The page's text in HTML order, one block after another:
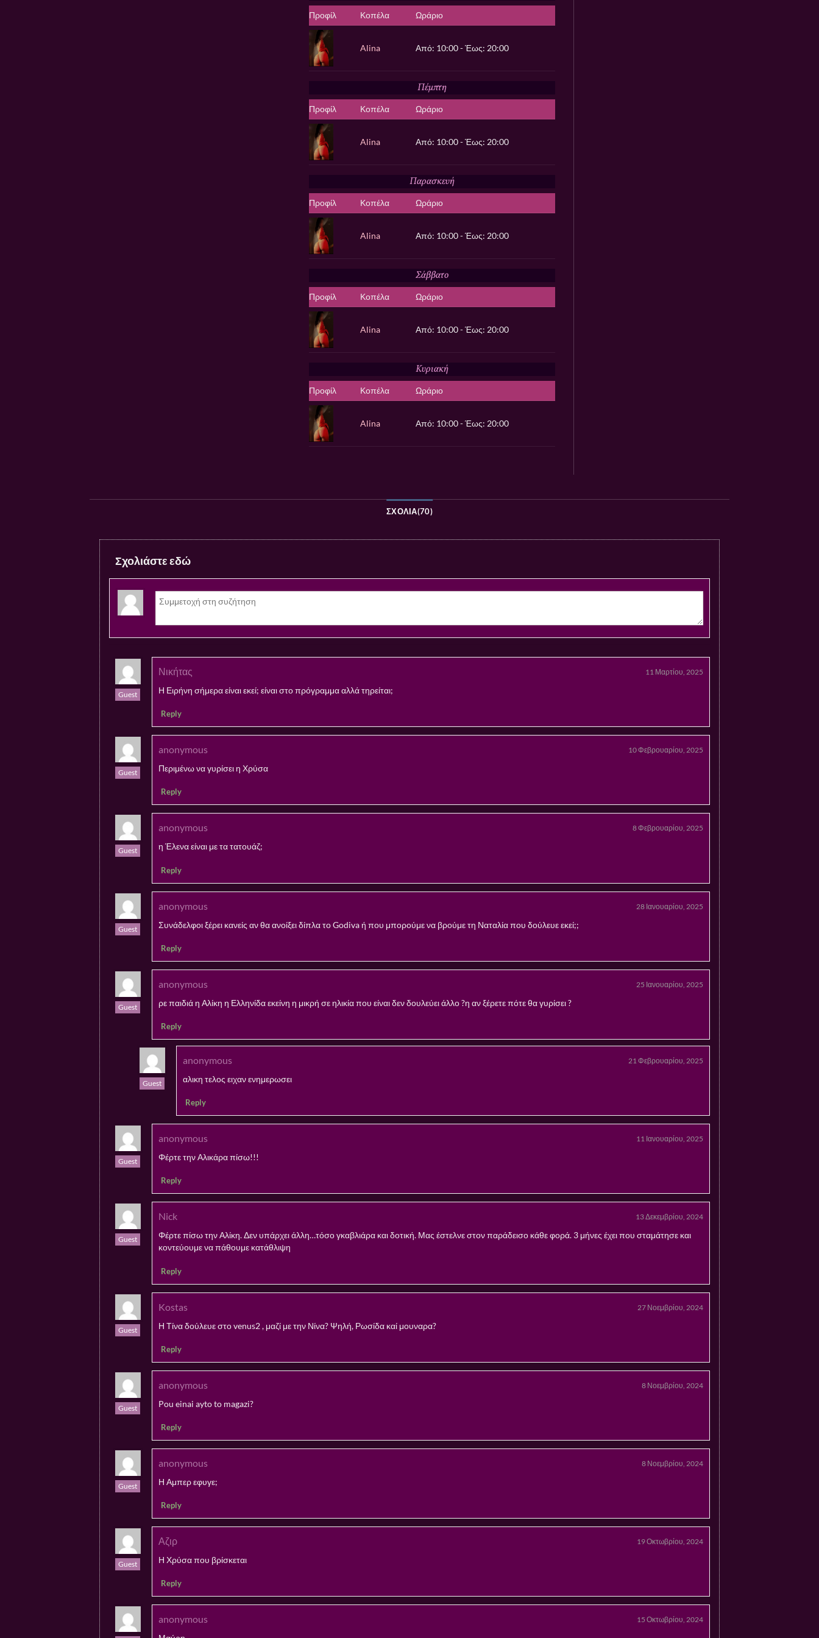
Προφίλ Κοπέλα Ωράριο
Alina Από: 10:00 - Έως: 20:00
Πέμπτη
Προφίλ Κοπέλα Ωράριο
Alina Από: 10:00 - Έως: 20:00
Παρασκευή
Προφίλ Κοπέλα Ωράριο
Alina Από: 10:00 - Έως: 20:00
Σάββατο
Προφίλ Κοπέλα Ωράριο
Alina Από: 10:00 - Έως: 20:00
Κυριακή
Προφίλ Κοπέλα Ωράριο
Alina Από: 10:00 - Έως: 20:00
ΣΧΌΛΙΑ(70)
Σχολιάστε εδώ
Guest
Νικήτας 11 Μαρτίου, 2025
Η Ειρήνη σήμερα είναι εκεί; είναι στο πρόγραμμα αλλά τηρείται;
Reply
Guest
anonymous 10 Φεβρουαρίου, 2025
Περιμένω να γυρίσει η Χρύσα
Reply
Guest
anonymous 8 Φεβρουαρίου, 2025
η Έλενα είναι με τα τατουάζ;
Reply
Guest
anonymous 28 Ιανουαρίου, 2025
Συνάδελφοι ξέρει κανείς αν θα ανοίξει δίπλα το Godiva ή που μπορούμε να βρούμε τη Ναταλία που δούλευε εκεί;;
Reply
Guest
anonymous 25 Ιανουαρίου, 2025
ρε παιδιά η Αλίκη η Ελληνίδα εκείνη η μικρή σε ηλικία που είναι δεν δουλεύει άλλο ?η αν ξέρετε πότε θα γυρίσει ?
Reply
Guest
anonymous 21 Φεβρουαρίου, 2025
αλικη τελος ειχαν ενημερωσει
Reply
Guest
anonymous 11 Ιανουαρίου, 2025
Φέρτε την Αλικάρα πίσω!!!
Reply
Guest
Nick 13 Δεκεμβρίου, 2024
Φέρτε πίσω την Αλίκη. Δεν υπάρχει άλλη…τόσο γκαβλιάρα και δοτική. Μας έστελνε στον παράδεισο κάθε φορά. 3 μήνες έχει που σταμάτησε και
κοντεύουμε να πάθουμε κατάθλιψη
Reply
Guest
Kostas 27 Νοεμβρίου, 2024
Η Τίνα δούλευε στο venus2 , μαζί με την Νίνα? Ψηλή, Ρωσίδα καί μουναρα?
Reply
Guest
anonymous 8 Νοεμβρίου, 2024
Pou einai ayto to magazi?
Reply
Guest
anonymous 8 Νοεμβρίου, 2024
Η Αμπερ εφυγε;
Reply
Guest
Αζιρ 19 Οκτωβρίου, 2024
Η Χρύσα που βρίσκεται
Reply
anonymous 15 Οκτωβρίου, 2024